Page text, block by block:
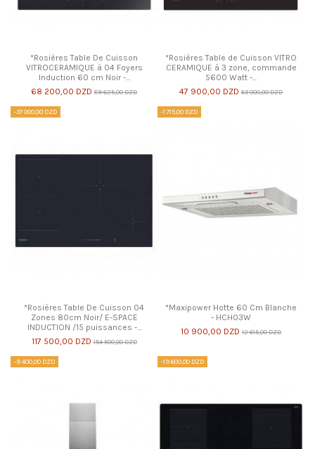
*Rosières Table De Cuisson
VITROCERAMIQUE à 04 Foyers
Induction 60 cm Noir -...
68 200,00 DZD 89 625,00 DZD
*Rosières Table de Cuisson VITRO
CERAMIQUE à 3 zone, commande
5600 Watt -...
47 900,00 DZD 63 000,00 DZD
-37 000,00 DZD
*Rosières Table De Cuisson 04
Zones 80cm Noir/ E-SPACE
INDUCTION /15 puissances -...
117 500,00 DZD 154 500,00 DZD
-1 715,00 DZD
*Maxipower Hotte 60 Cm Blanche
- HCH03W
10 900,00 DZD 12 615,00 DZD
-9 400,00 DZD -19 600,00 DZD